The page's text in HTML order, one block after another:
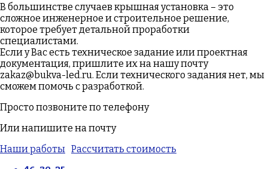
В большинстве случаев крышная установка – это
сложное инженерное и строительное решение,
которое требует детальной проработки
специалистами.
Если у Вас есть техническое задание или проектная
документация, пришлите их на нашу почту
zakaz@bukva-led.ru. Если технического задания нет, мы
сможем помочь с разработкой.
Просто позвоните по телефону
Или напишите на почту
Наши работы Рассчитать стоимость